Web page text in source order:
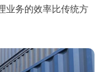
业务的效率比传统方